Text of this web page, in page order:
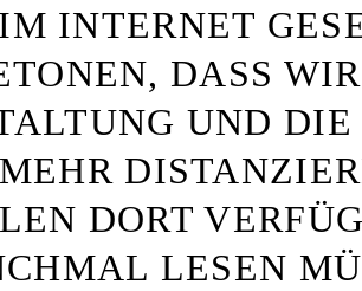
INTERNET
DASS
UND
DORT
LESEN